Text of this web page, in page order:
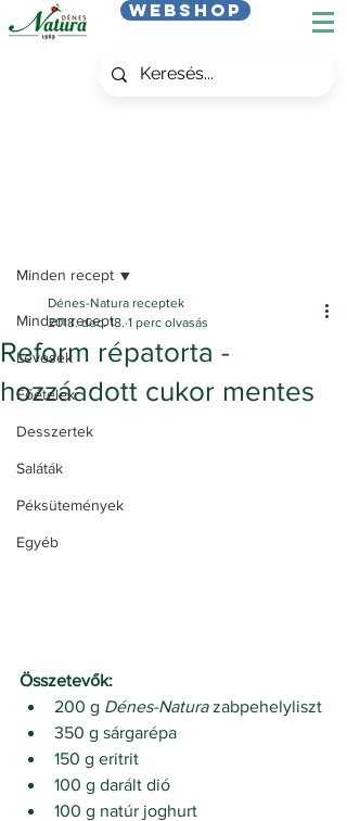
Webshop
Minden recept
Levesek
Főételek
Desszertek
Saláták
Péksütemények
Egyéb
Minden recept
Reform répatorta -
hozzáadott cukor mentes
Dénes-Natura receptek
2018. dec. 18. 1 perc olvasás
Összetevők:
200 g Dénes-Natura zabpehelyliszt
350 g sárgarépa
150 g eritrit
100 g darált dió
100 g natúr joghurt